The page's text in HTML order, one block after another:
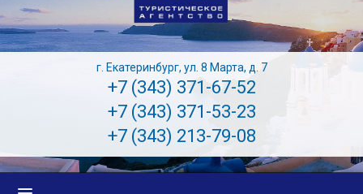
г. Екатеринбург, ул. 8 Марта, д. 7
+7 (343) 371-67-52
+7 (343) 371-53-23
+7 (343) 213-79-08